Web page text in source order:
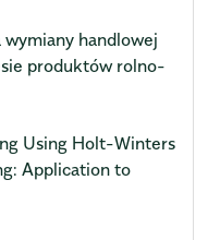
handlowej
produktów rolno-
Using Holt-Winters
Application to